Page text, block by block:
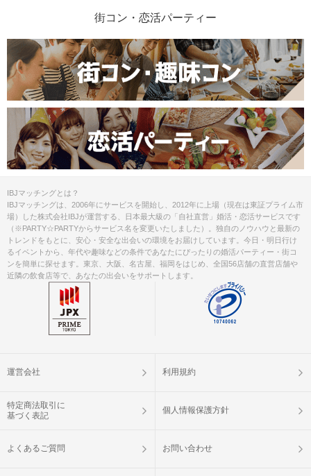
街コン・恋活パーティー
IBJマッチングとは？
IBJマッチングは、2006年にサービスを開始し、2012年に上場（現在は東証プライム市
場）した株式会社IBJが運営する、日本最大級の「自社直営」婚活・恋活サービスです
（※PARTY☆PARTYからサービス名を変更いたしました）。独自のノウハウと最新の
トレンドをもとに、安心・安全な出会いの環境をお届けしています。今日・明日行け
るイベントから、年代や趣味などの条件であなたにぴったりの婚活パーティー・街コ
ンを簡単に探せます。東京、大阪、名古屋、福岡をはじめ、全国56店舗の直営店舗や
近隣の飲食店等で、あなたの出会いをサポートします。
運営会社 利用規約
特定商法取引に
基づく表記
個人情報保護方針
よくあるご質問 お問い合わせ